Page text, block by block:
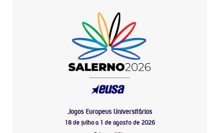
Jogos Europeus Universitários
18 de julho a 1 de agosto de 2026